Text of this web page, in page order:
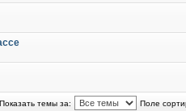
Показать темы за: Поле